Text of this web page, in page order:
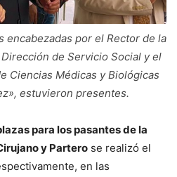
por el Rector de la
de Servicio Social y el
Ciencias Médicas y Biológicas
estuvieron presentes.
para los pasantes de la
y Partero se realizó el
en las